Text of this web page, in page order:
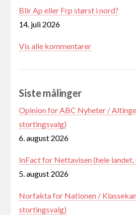
Blir Ap eller Frp størst i nord?
14. juli 2026
Vis alle kommentarer
Siste målinger
Opinion for ABC Nyheter /
stortingsvalg)
6. august 2026
InFact for Nettavisen (hele
5. august 2026
Norfakta for Nationen /
stortingsvalg)